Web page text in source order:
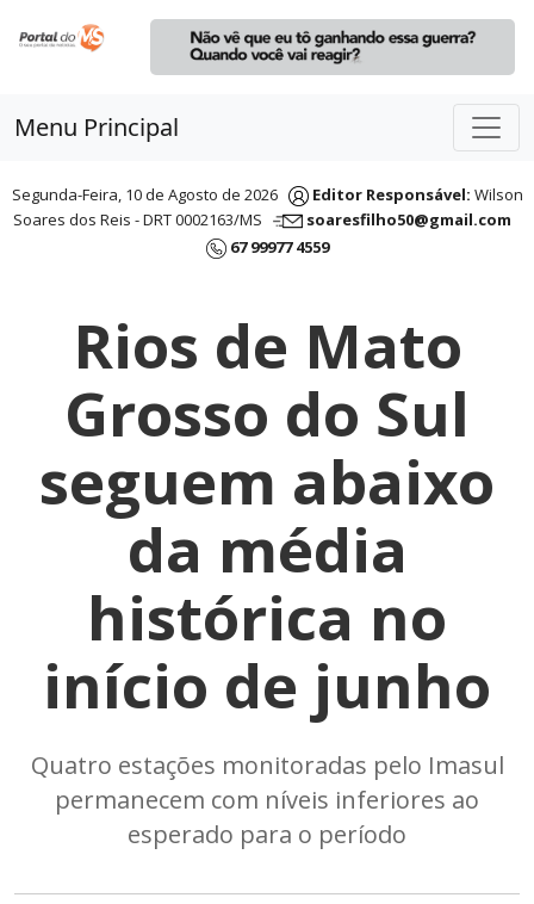
Menu Principal
Segunda-Feira, 10 de Agosto de 2026 Editor Responsável: Wilson
Soares dos Reis - DRT 0002163/MS
soaresfilho50@gmail.com
67 99977 4559
Rios de Mato
Grosso do Sul
seguem abaixo
da média
histórica no
início de junho
Quatro estações monitoradas pelo Imasul
permanecem com níveis inferiores ao
esperado para o período